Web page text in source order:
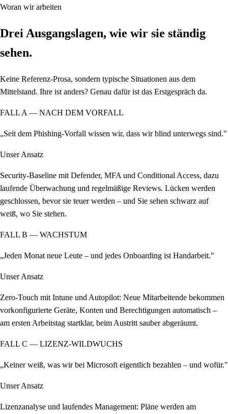
Woran wir arbeiten
Drei Ausgangslagen, wie wir sie ständig
sehen.
Keine Referenz-Prosa, sondern typische Situationen aus dem
Mittelstand. Ihre ist anders? Genau dafür ist das Erstgespräch da.
FALL A — NACH DEM VORFALL
„Seit dem Phishing-Vorfall wissen wir, dass wir blind unterwegs sind."
Unser Ansatz
Security-Baseline mit Defender, MFA und Conditional Access, dazu
laufende Überwachung und regelmäßige Reviews. Lücken werden
geschlossen, bevor sie teuer werden – und Sie sehen schwarz auf
weiß, wo Sie stehen.
FALL B — WACHSTUM
„Jeden Monat neue Leute – und jedes Onboarding ist Handarbeit."
Unser Ansatz
Zero-Touch mit Intune und Autopilot: Neue Mitarbeitende bekommen
vorkonfigurierte Geräte, Konten und Berechtigungen automatisch –
am ersten Arbeitstag startklar, beim Austritt sauber abgeräumt.
FALL C — LIZENZ-WILDWUCHS
„Keiner weiß, was wir bei Microsoft eigentlich bezahlen – und wofür."
Unser Ansatz
Lizenzanalyse und laufendes Management: Pläne werden am